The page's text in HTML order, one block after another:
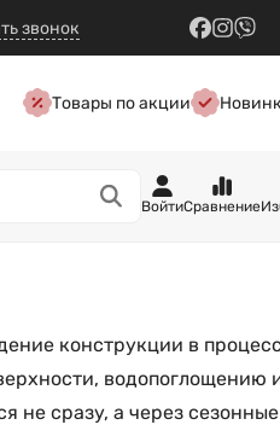
звонок
Товары по акции
ВойтиСравнение
конструкции в
водопоглощению
не сразу, а через